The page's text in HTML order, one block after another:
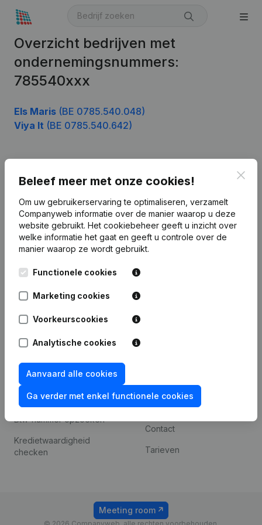
Overzicht bedrijven met
ondernemingsnummers:
785540xxx
Els Maris (BE 0785.540.048)
Viya It (BE 0785.540.642)
Beleef meer met onze cookies!
Om uw gebruikerservaring te optimaliseren, verzamelt
Companyweb informatie over de manier waarop u deze
website gebruikt. Het cookiebeheer geeft u inzicht over
welke informatie het gaat en geeft u controle over de
manier waarop ze wordt gebruikt.
Functionele cookies
Marketing cookies
Voorkeurscookies
Analytische cookies
Aanvaard alle cookies
Ga verder met enkel functionele cookies
Nederlands
Kantorenpark Everest
Leuvensesteenweg
248D,
1800 Vilvoorde
Monitoring
Internationaal zoeken
Spotlight
Compliance &
fraudepreventie
Jaarrekening raadplegen
Btw-nummer opzoeken
Kredietwaardigheid
checken
Integraties op maat
Betalingservaring
Contact
Tarieven
Meeting room